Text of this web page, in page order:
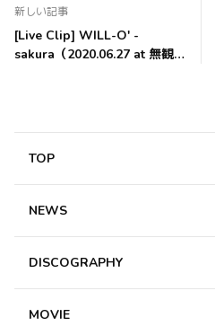
新しい記事
[Live Clip] WILL-O' -
sakura（2020.06.27 at 無観
TOP
NEWS
DISCOGRAPHY
MOVIE